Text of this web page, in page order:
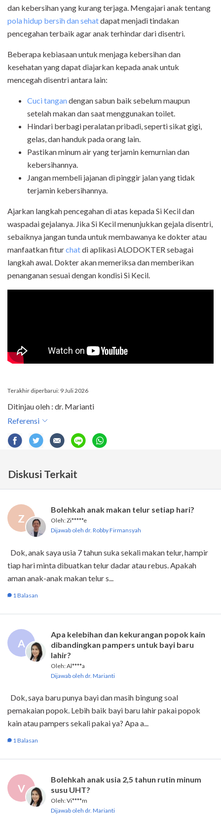
dan kebersihan yang kurang terjaga. Mengajari anak tentang
pola hidup bersih dan sehatdapat menjadi tindakan
pencegahan terbaik agar anak terhindar dari disentri.
Beberapa kebiasaan untuk menjaga kebersihan dan
kesehatan yang dapat diajarkan kepada anak untuk
mencegah disentri antara lain:
Cuci tangandengan sabun baik sebelum maupun
setelah makan dan saat menggunakan toilet.
Hindari berbagi peralatan pribadi, seperti sikat gigi,
gelas, dan handuk pada orang lain.
Pastikan minum air yang terjamin kemurnian dan
kebersihannya.
Jangan membeli jajanan di pinggir jalan yang tidak
terjamin kebersihannya.
Ajarkan langkah pencegahan di atas kepada Si Kecil dan
waspadai gejalanya. Jika Si Kecil menunjukkan gejala disentri,
sebaiknya jangan tunda untuk membawanya ke dokter atau
manfaatkan fiturchatdi aplikasi ALODOKTER sebagai
langkah awal. Dokter akan memeriksa dan memberikan
penanganan sesuai dengan kondisi Si Kecil.
Terakhir diperbarui: 9 Juli 2026